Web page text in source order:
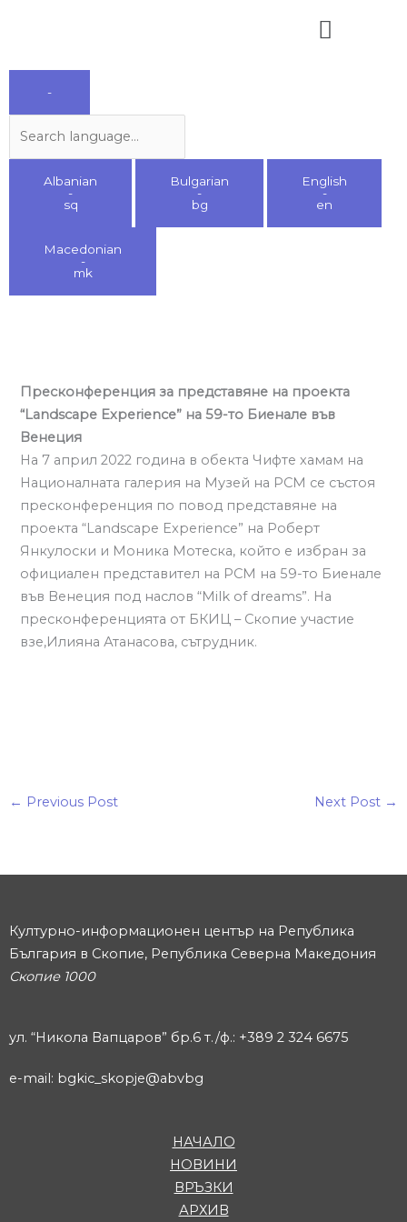
Menu
-
Albanian
-
sq
Bulgarian
-
bg
English
-
en
Macedonian
-
mk
Пресконференция за представяне на проекта
“Landscape Еxperience” на 59-то Биенале във
Венеция
На 7 април 2022 година в обекта Чифте хамам на
Националната галерия на Музей на РСМ се състоя
пресконференция по повод представяне на
проекта “Landscape Еxperience” на Роберт
Янкулоски и Моника Мотеска, който е избран за
официален представител на РСМ на 59-то Биенале
във Венеция под наслов “Milk of dreams”. На
пресконференцията от БКИЦ – Скопие участие
взе,Илияна Атанасова, сътрудник.
← Previous Post Next Post →
Културно-информационен център на Република
България в Скопие, Република Северна Македония
Скопие 1000
ул. “Никола Вапцаров” бр.6 т./ф.: +389 2 324 6675
e-mail: bgkic_skopje@abvbg
НАЧАЛО
НОВИНИ
ВРЪЗКИ
АРХИВ